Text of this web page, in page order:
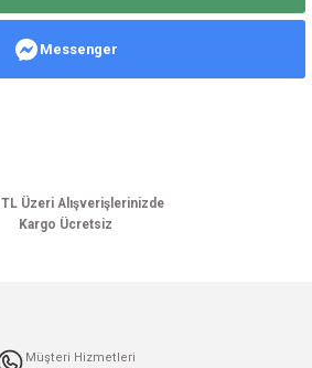
veya görüntülenemiyor.
Messenger
Üzeri Alışverişlerinizde
Kargo Ücretsiz
Müşteri Hizmetleri